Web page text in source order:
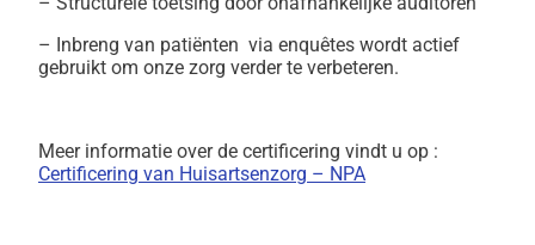
– Inbreng van patiënten via enquêtes wordt actief
gebruikt om onze zorg verder te verbeteren.
Meer informatie over de certificering vindt u op :
Certificering van Huisartsenzorg – NPA